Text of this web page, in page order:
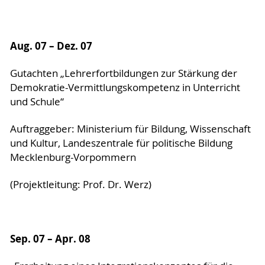
Krause, Liesa-Marthe: Das Projekt Umwelt &
Aktiv: eine Verbindung von Umweltschutz und
https://doi.org/10.18453/rosdok_id00002316
http://purl.uni-rostock.de/rosdok/id00002316
Aug. 07 – Dez. 07
Gutachten „Lehrerfortbildungen zur Stärkung der
Demokratie-Vermittlungskompetenz in Unterricht
und Schule“
Auftraggeber: Ministerium für Bildung, Wissenschaft
und Kultur, Landeszentrale für politische Bildung
Mecklenburg-Vorpommern
(Projektleitung: Prof. Dr. Werz)
Sep. 07 – Apr. 08